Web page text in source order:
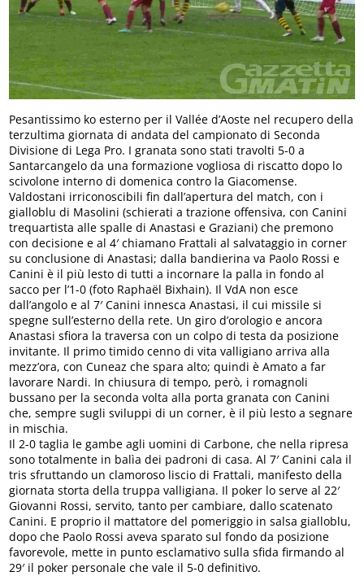
Pesantissimo ko esterno per il Vallée d’Aoste nel recupero della
terzultima giornata di andata del campionato di Seconda
Divisione di Lega Pro. I granata sono stati travolti 5-0 a
Santarcangelo da una formazione vogliosa di riscatto dopo lo
scivolone interno di domenica contro la Giacomense.
Valdostani irriconoscibili fin dall’apertura del match, con i
gialloblu di Masolini (schierati a trazione offensiva, con Canini
trequartista alle spalle di Anastasi e Graziani) che premono
con decisione e al 4′ chiamano Frattali al salvataggio in corner
su conclusione di Anastasi; dalla bandierina va Paolo Rossi e
Canini è il più lesto di tutti a incornare la palla in fondo al
sacco per l’1-0 (foto Raphaël Bixhain). Il VdA non esce
dall’angolo e al 7′ Canini innesca Anastasi, il cui missile si
spegne sull’esterno della rete. Un giro d’orologio e ancora
Anastasi sfiora la traversa con un colpo di testa da posizione
invitante. Il primo timido cenno di vita valligiano arriva alla
mezz’ora, con Cuneaz che spara alto; quindi è Amato a far
lavorare Nardi. In chiusura di tempo, però, i romagnoli
bussano per la seconda volta alla porta granata con Canini
che, sempre sugli sviluppi di un corner, è il più lesto a segnare
in mischia.
Il 2-0 taglia le gambe agli uomini di Carbone, che nella ripresa
sono totalmente in balìa dei padroni di casa. Al 7′ Canini cala il
tris sfruttando un clamoroso liscio di Frattali, manifesto della
giornata storta della truppa valligiana. Il poker lo serve al 22′
Giovanni Rossi, servito, tanto per cambiare, dallo scatenato
Canini. E proprio il mattatore del pomeriggio in salsa gialloblu,
dopo che Paolo Rossi aveva sparato sul fondo da posizione
favorevole, mette in punto esclamativo sulla sfida firmando al
29′ il poker personale che vale il 5-0 definitivo.